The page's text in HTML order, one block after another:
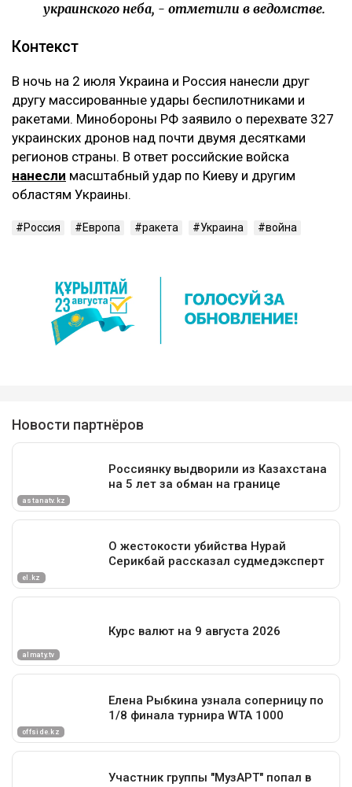
украинского неба, - отметили в ведомстве.
Контекст
В ночь на 2 июля Украина и Россия нанесли друг
другу массированные удары беспилотниками и
ракетами. Минобороны РФ заявило о перехвате 327
украинских дронов над почти двумя десятками
регионов страны. В ответ российские войска
нанесли масштабный удар по Киеву и другим
областям Украины.
Россия Европа ракета Украина война